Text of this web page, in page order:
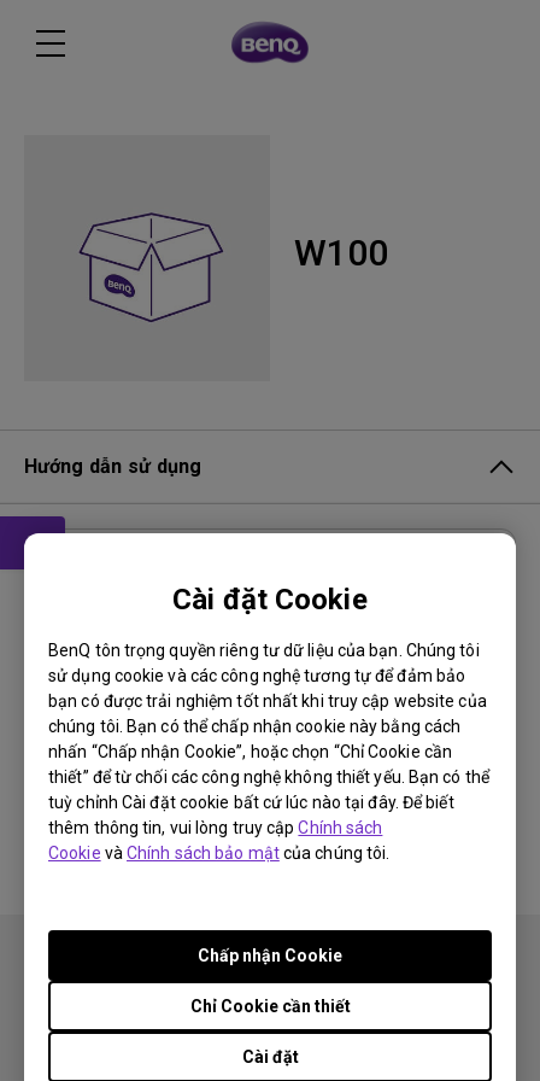
Cài đặt Cookie
BenQ tôn trọng quyền riêng tư dữ liệu của bạn. Chúng tôi
sử dụng cookie và các công nghệ tương tự để đảm bảo
bạn có được trải nghiệm tốt nhất khi truy cập website của
chúng tôi. Bạn có thể chấp nhận cookie này bằng cách
nhấn “Chấp nhận Cookie”, hoặc chọn “Chỉ Cookie cần
thiết” để từ chối các công nghệ không thiết yếu. Bạn có thể
tuỳ chỉnh Cài đặt cookie bất cứ lúc nào tại đây. Để biết
thêm thông tin, vui lòng truy cậpChính sách
Cookie vàChính sách bảo mậtcủa chúng tôi.
Cài đặt
Chỉ Cookie cần thiết
Chấp nhận Cookie
W100
Hướng dẫn sử dụng
Cập nhật:
2006/10/20
Ngôn ngữ:English
Kích thước tập tin:1.69 MB
Phiên bản:
Preview